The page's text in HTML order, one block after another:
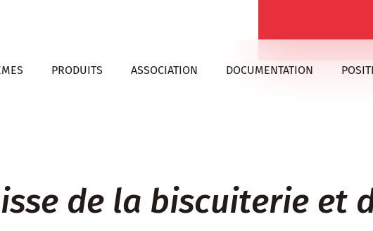
PRODUITS ASSOCIATION DOCUMENTATION
de la biscuiterie et